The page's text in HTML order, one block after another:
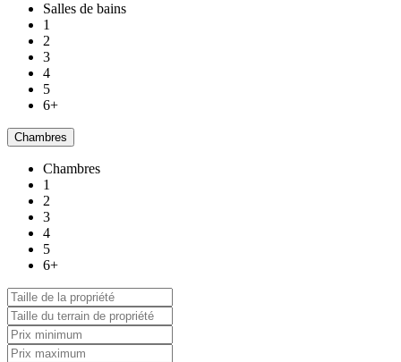
Salles de bains
1
2
3
4
5
6+
Chambres
Chambres
1
2
3
4
5
6+